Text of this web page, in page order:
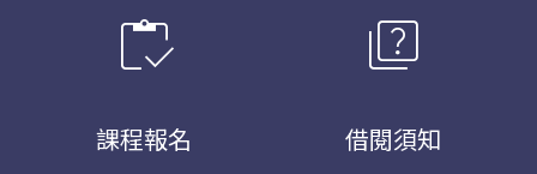
inventory
課程報名
quiz
借閱須知